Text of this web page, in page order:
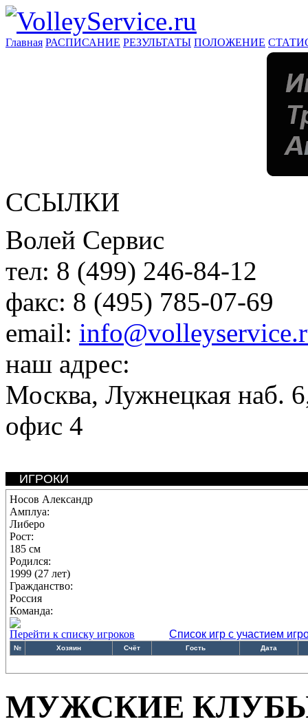
Главная РАСПИСАНИЕ РЕЗУЛЬТАТЫ ПОЛОЖЕНИЕ
ССЫЛКИ
Волей Сервис
тел: 8 (499) 246-84-12
факс: 8 (495) 785-07-69
email:
наш адрес:
Москва, Лужнецкая наб.
офис 4
ИГРОКИ
Носов Александр
Амплуа:
Либеро
Рост:
185 см
Родился:
1999 (27 лет)
Гражданство:
Россия
Команда:
Перейти к списку игроков
Список игр с участием
№ Хозяин Счёт Гость Дата
МУЖСКИЕ